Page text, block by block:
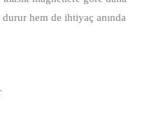
durur hem de ihtiyaç anında